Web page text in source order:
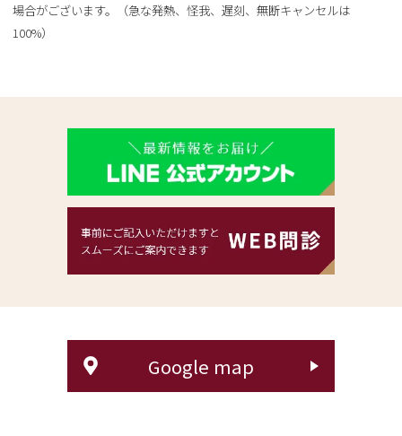
場合がございます。（急な発熱、怪我、遅刻、無断キャンセルは
100%）
Google map